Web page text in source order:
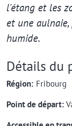
l'étang et les
et une
humide.
Détails du
Région:Fribourg
Point de départ: